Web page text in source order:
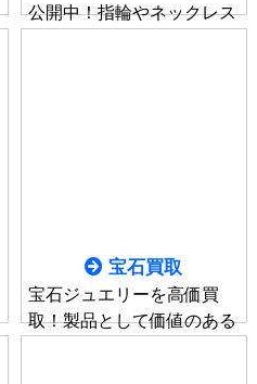
公開中！指輪やネックレス
宝石買取
宝石ジュエリーを高価買
取！製品として価値のある